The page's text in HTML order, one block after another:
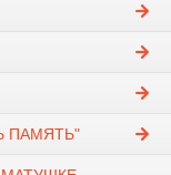
ПАМЯТЬ"